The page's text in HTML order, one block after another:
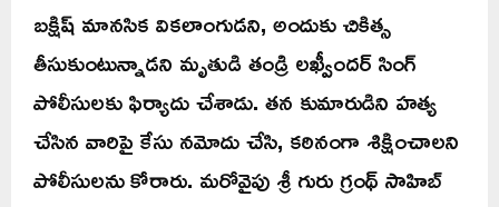
బక్షిష్ మానసిక వికలాంగుడని, అందుకు చికిత్స
తీసుకుంటున్నాడని మృతుడి తండ్రి లఖ్వీందర్ సింగ్
పోలీసులకు ఫిర్యాదు చేశాడు. తన కుమారుడిని హత్య
చేసిన వారిపై కేసు నమోదు చేసి, కఠినంగా శిక్షించాలని
పోలీసులను కోరారు. మరోవైపు శ్రీ గురు గ్రంథ్ సాహిబ్